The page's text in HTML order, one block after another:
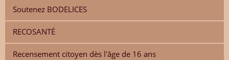
Soutenez BODELICES
RECOSANTÉ
Recensement citoyen dès l'âge de 16 ans